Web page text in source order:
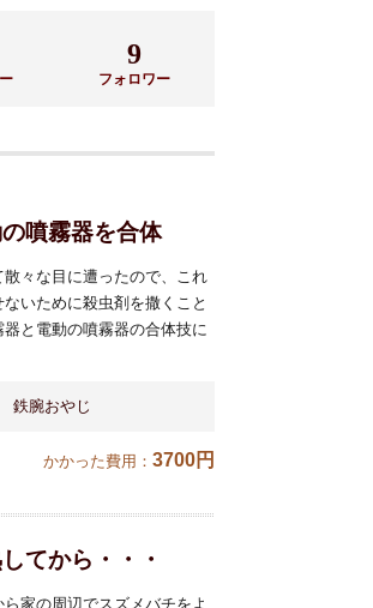
9
フォロワー
噴霧器を合体
々な目に遭ったので、これ
いために殺虫剤を撒くこと
と電動の噴霧器の合体技に
鉄腕おやじ
かかった費用： 3700円
てから・・・
家の周辺でスズメバチをよ